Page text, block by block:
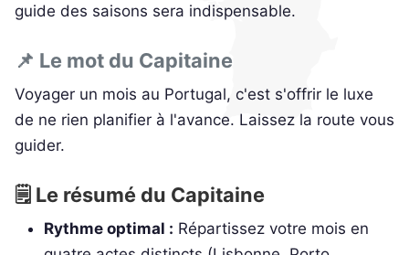
guide des saisons sera indispensable.
📌 Le mot du Capitaine
Voyager un mois au Portugal, c'est s'offrir le luxe
de ne rien planifier à l'avance. Laissez la route vous
guider.
🗒️ Le résumé du Capitaine
Rythme optimal : Répartissez votre mois en